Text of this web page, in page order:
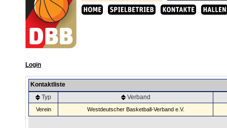
Login
Kontaktliste
Typ
Verband
Verein Westdeutscher Basketball-Verband e.V.